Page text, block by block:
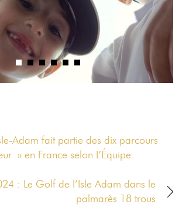
Adam fait partie des dix parcours
» en France selon L’Équipe
: Le Golf de l’Isle Adam dans le
palmarès 18 trous